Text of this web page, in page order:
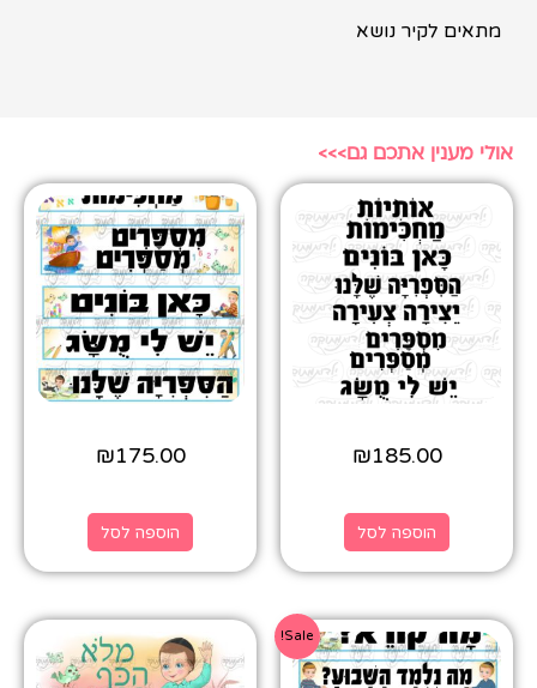
מתאים לקיר נושא
אולי מענין אתכם גם>>>
₪185.00
הוספה לסל
₪175.00
הוספה לסל
Sale!